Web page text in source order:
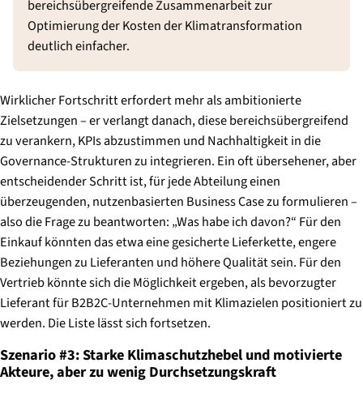
bereichsübergreifende Zusammenarbeit zur
Optimierung der Kosten der Klimatransformation
deutlich einfacher.
Wirklicher Fortschritt erfordert mehr als ambitionierte
Zielsetzungen – er verlangt danach, diese bereichsübergreifend
zu verankern, KPIs abzustimmen und Nachhaltigkeit in die
Governance-Strukturen zu integrieren. Ein oft übersehener, aber
entscheidender Schritt ist, für jede Abteilung einen
überzeugenden, nutzenbasierten Business Case zu formulieren –
also die Frage zu beantworten: „Was habe ich davon?“ Für den
Einkauf könnten das etwa eine gesicherte Lieferkette, engere
Beziehungen zu Lieferanten und höhere Qualität sein. Für den
Vertrieb könnte sich die Möglichkeit ergeben, als bevorzugter
Lieferant für B2B2C-Unternehmen mit Klimazielen positioniert zu
werden. Die Liste lässt sich fortsetzen.
Szenario #3: Starke Klimaschutzhebel und motivierte
Akteure, aber zu wenig Durchsetzungskraft